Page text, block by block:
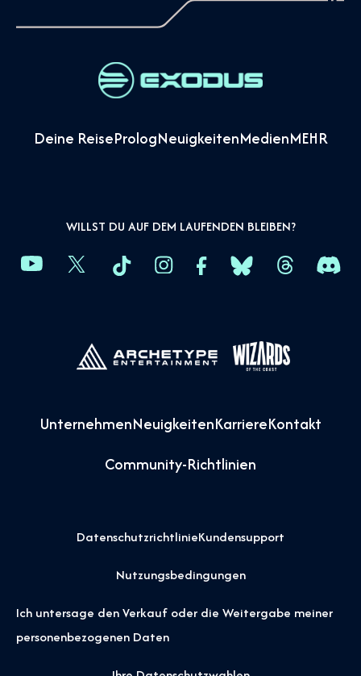
Deine ReisePrologNeuigkeitenMedienMEHR
WILLST DU AUF DEM LAUFENDEN BLEIBEN?
UnternehmenNeuigkeitenKarriereKontakt
Community-Richtlinien
DatenschutzrichtlinieKundensupport
Nutzungsbedingungen
Ich untersage den Verkauf oder die Weitergabe meiner
personenbezogenen Daten